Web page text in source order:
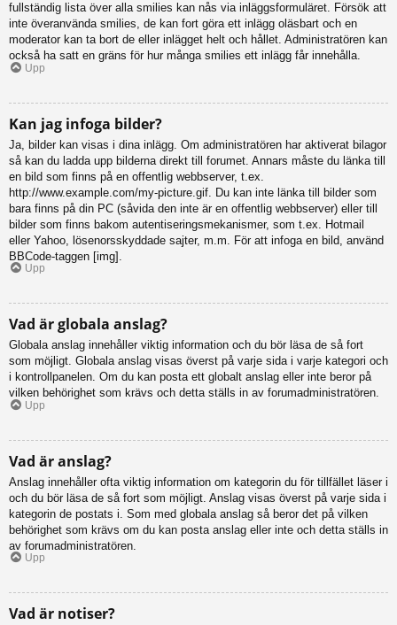
fullständig lista över alla smilies kan nås via inläggsformuläret. Försök att
inte överanvända smilies, de kan fort göra ett inlägg oläsbart och en
moderator kan ta bort de eller inlägget helt och hållet. Administratören kan
också ha satt en gräns för hur många smilies ett inlägg får innehålla.
Upp
Kan jag infoga bilder?
Ja, bilder kan visas i dina inlägg. Om administratören har aktiverat bilagor
så kan du ladda upp bilderna direkt till forumet. Annars måste du länka till
en bild som finns på en offentlig webbserver, t.ex.
http://www.example.com/my-picture.gif. Du kan inte länka till bilder som
bara finns på din PC (såvida den inte är en offentlig webbserver) eller till
bilder som finns bakom autentiseringsmekanismer, som t.ex. Hotmail
eller Yahoo, lösenorsskyddade sajter, m.m. För att infoga en bild, använd
BBCode-taggen [img].
Upp
Vad är globala anslag?
Globala anslag innehåller viktig information och du bör läsa de så fort
som möjligt. Globala anslag visas överst på varje sida i varje kategori och
i kontrollpanelen. Om du kan posta ett globalt anslag eller inte beror på
vilken behörighet som krävs och detta ställs in av forumadministratören.
Upp
Vad är anslag?
Anslag innehåller ofta viktig information om kategorin du för tillfället läser i
och du bör läsa de så fort som möjligt. Anslag visas överst på varje sida i
kategorin de postats i. Som med globala anslag så beror det på vilken
behörighet som krävs om du kan posta anslag eller inte och detta ställs in
av forumadministratören.
Upp
Vad är notiser?